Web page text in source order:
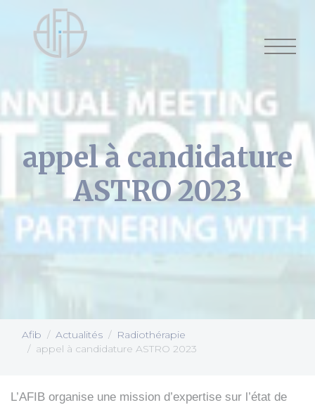
appel à candidature
ASTRO 2023
Afib Actualités
Radiothérapie
appel à candidature ASTRO 2023
L’AFIB organise une mission d’expertise sur l’état de
Cookies management panel